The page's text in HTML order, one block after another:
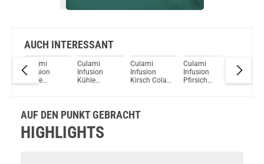
Kiwi Chiller 15ml Longfill Aroma by Big Mouth
Du willst Kröten sparen?
Schau mal hier!
OneVape Air MOD 60 1500mAh 6,0ml Pod Kit Rot
AUCH INTERESSANT
Culami
Infusion
Kühle
Culami
Infusion
Kühle
Culami
Infusion
Kirsch Cola
Culami
Infusion
Pfirsich
Culami
Infusion
AUF DEN PUNKT GEBRACHT
HIGHLIGHTS